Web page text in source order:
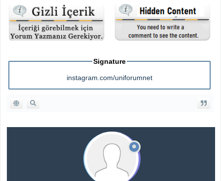
Signature
instagram.com/uniforumnet